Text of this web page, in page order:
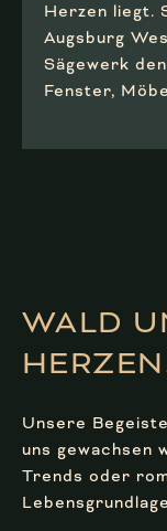
Herzen liegt.
Augsburg
Sägewerk
Fenster,
WALD
Unsere
uns gewachsen
Trends oder